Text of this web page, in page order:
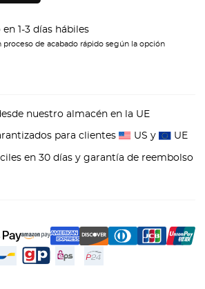
1-3 días hábiles
proceso de acabado rápido según la opción
nuestro almacén en la UE
para clientes US y UE
en 30 días y garantía de reembolso